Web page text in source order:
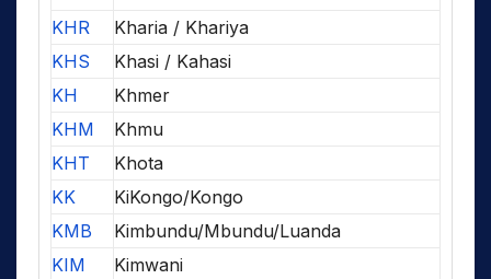
KHR
Kharia / Khariya
KHS
Khasi / Kahasi
KH
Khmer
KHM
Khmu
KHT
Khota
KK
KiKongo/Kongo
KMB
Kimbundu/Mbundu/Luanda
KIM
Kimwani